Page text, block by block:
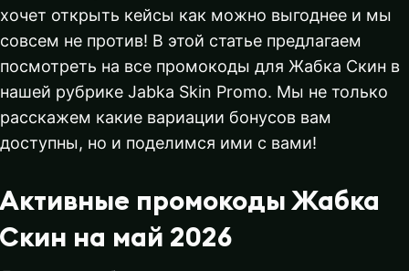
хочет открыть кейсы как можно выгоднее и мы
совсем не против! В этой статье предлагаем
посмотреть на все промокоды для Жабка Скин в
нашей рубрике Jabka Skin Promo. Мы не только
расскажем какие вариации бонусов вам
доступны, но и поделимся ими с вами!
Активные промокоды Жабка
Скин на май 2026